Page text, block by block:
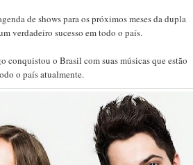
de shows para os próximos meses da dupla
verdadeiro sucesso em todo o país.
conquistou o Brasil com suas músicas que estão
o país atualmente.